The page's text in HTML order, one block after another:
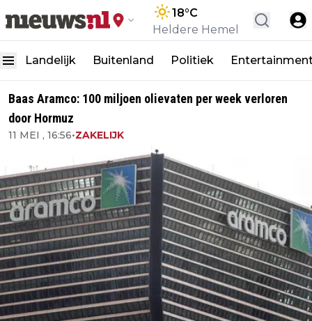
18°C
Heldere Hemel
Landelijk Buitenland Politiek
Baas Aramco: 100 miljoen olievaten per week verloren
door Hormuz
11 MEI , 16:56•ZAKELIJK